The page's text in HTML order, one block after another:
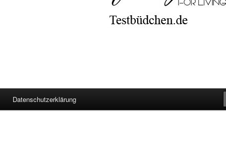
Datenschutzerklärung